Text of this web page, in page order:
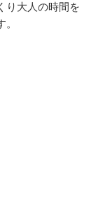
り大人の時間を